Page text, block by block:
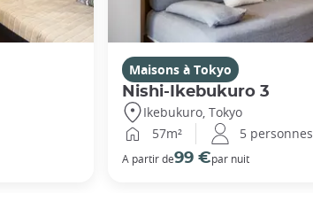
Maisons à Tokyo
Nishi-Ikebukuro 3
Ikebukuro, Tokyo
57m²
5 personnes
A partir de99 €par nuit